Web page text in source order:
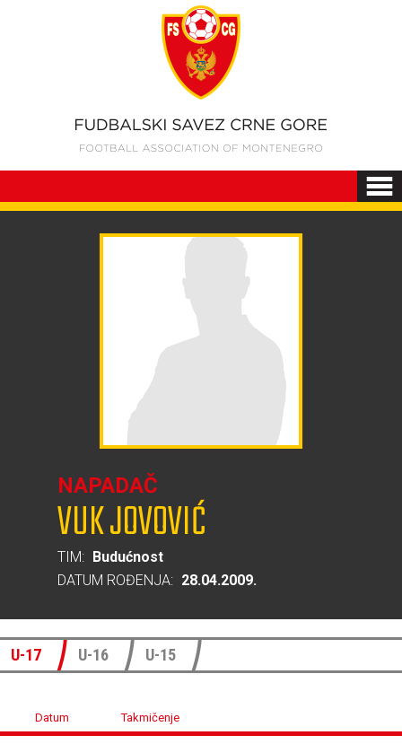
NAPADAČ
VUK JOVOVIĆ
TIM: Budućnost
DATUM ROĐENJA: 28.04.2009.
U-17 U-16 U-15
Datum Takmičenje